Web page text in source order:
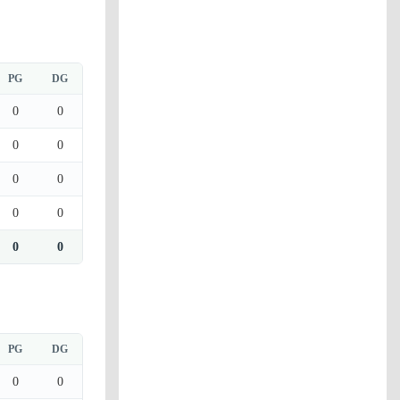
PG DG
0 0
0 0
0 0
0 0
0 0
PG DG
0 0